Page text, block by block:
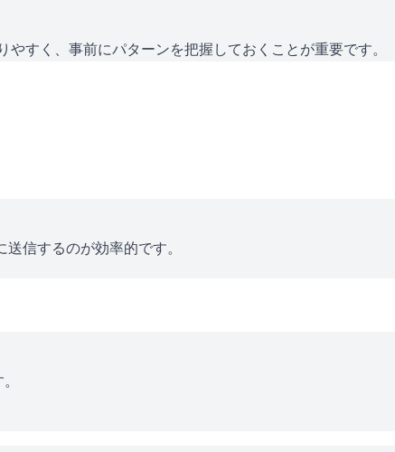
すく、事前にパターンを把握しておくことが重要です。
信するのが効率的です。